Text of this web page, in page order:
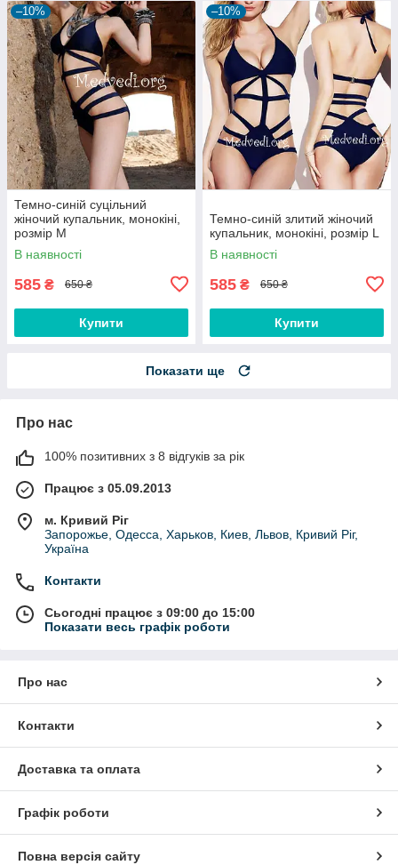
–10%
Темно-синій суцільний
жіночий купальник, монокіні,
розмір M
В наявності
585 ₴ 650 ₴
Купити
–10%
Темно-синій злитий жіночий
купальник, монокіні, розмір L
В наявності
585 ₴ 650 ₴
Купити
Показати ще
Про нас
100% позитивних з 8 відгуків за рік
Працює з 05.09.2013
м. Кривий Ріг
Запорожье, Одесса, Харьков, Киев, Львов, Кривий Ріг,
Україна
Контакти
Сьогодні працює з 09:00 до 15:00
Показати весь графік роботи
Про нас
Контакти
Доставка та оплата
Графік роботи
Повна версія сайту